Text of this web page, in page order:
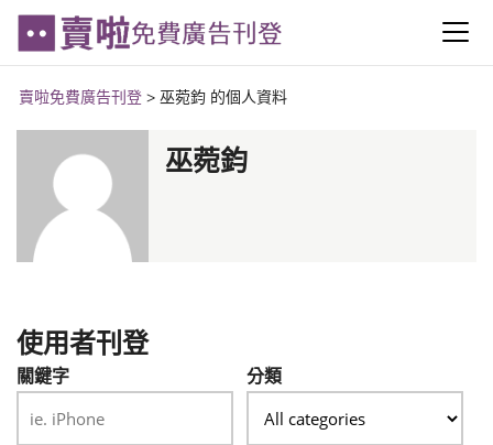
賣啦免費廣告刊登 > 巫菀鈞 的個人資料
巫菀鈞
使用者刊登
關鍵字 分類